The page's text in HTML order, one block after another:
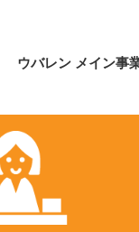
ウバレン メイン事